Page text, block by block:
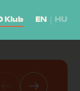
Klub EN HU